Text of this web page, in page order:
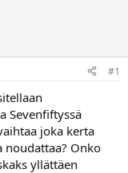
#1
Sevenfiftyssä
joka kerta
Onko
yllättäen